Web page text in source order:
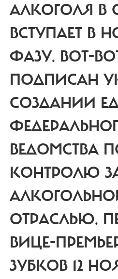
АЛКОГОЛЯ В
ВСТУПАЕТ В
ФАЗУ. ВОТ-
ПОДПИСАН
СОЗДАНИИ
ВЕДОМСТВА
КОНТРОЛЮ
ОТРАСЛЬЮ.
ВИЦЕ-
ЗУБКОВ 12